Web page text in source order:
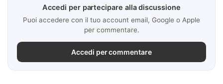
Accedi per partecipare alla discussione
Puoi accedere con il tuo account email, Google o Apple
per commentare.
Accedi per commentare